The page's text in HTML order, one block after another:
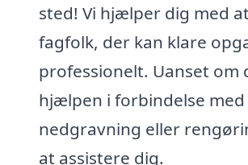
sted! Vi hjælper dig med
fagfolk, der kan klare
professionelt. Uanset
hjælpen i forbindelse
nedgravning eller
at assistere dig.